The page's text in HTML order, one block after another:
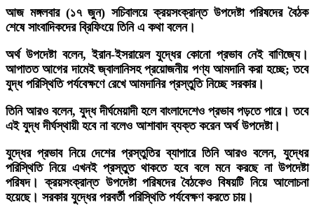
আজ মঙ্গলবার (১৭ জুন) সচিবালয়ে ক্রয়সংক্রান্ত উপদেষ্টা পরিষদের বৈঠক
শেষে সাংবাদিকদের ব্রিফিংয়ে তিনি এ কথা বলেন।
অর্থ উপদেষ্টা বলেন, ইরান-ইসরায়েল যুদ্ধের কোনো প্রভাব নেই বাণিজ্যে।
আপাতত আগের দামেই জ্বালানিসহ প্রয়োজনীয় পণ্য আমদানি করা হচ্ছে; তবে
যুদ্ধ পরিস্থিতি পর্যবেক্ষণে রেখে আমদানির প্রস্তুতি নিচ্ছে সরকার।
তিনি আরও বলেন, যুদ্ধ দীর্ঘমেয়াদী হলে বাংলাদেশেও প্রভাব পড়তে পারে। তবে
এই যুদ্ধ দীর্ঘস্থায়ী হবে না বলেও আশাবাদ ব্যক্ত করেন অর্থ উপদেষ্টা।
যুদ্ধের প্রভাব নিয়ে দেশের প্রস্তুতির ব্যাপারে তিনি আরও বলেন, যুদ্ধের
পরিস্থিতি নিয়ে এখনই প্রস্তুত থাকতে হবে বলে মনে করছে না উপদেষ্টা
পরিষদ। ক্রয়সংক্রান্ত উপদেষ্টা পরিষদের বৈঠকেও বিষয়টি নিয়ে আলোচনা
হয়েছে। সরকার যুদ্ধের পরবর্তী পরিস্থিতি পর্যবেক্ষণ করতে চায়।